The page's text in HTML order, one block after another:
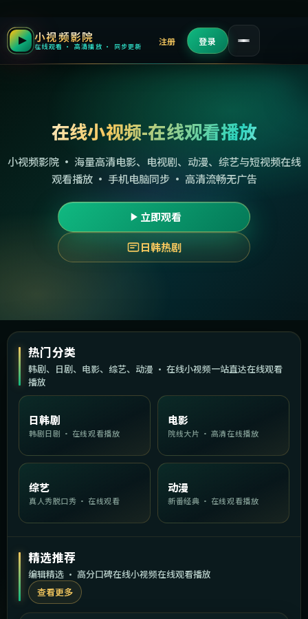
小视频影院
在线观看 · 高清播放 · 同步更新 注册 登录
在线小视频-在线观看播放
小视频影院 · 海量高清电影、电视剧、动漫、综艺与短视频在线
观看播放 · 手机电脑同步 · 高清流畅无广告
立即观看
日韩热剧
热门分类
韩剧、日剧、电影、综艺、动漫 · 在线小视频一站直达在线观看
播放
日韩剧
韩剧日剧 · 在线观看播放
电影
院线大片 · 高清在线播放
综艺
真人秀脱口秀 · 在线观看
动漫
新番经典 · 在线观看播放
精选推荐
编辑精选 · 高分口碑在线小视频在线观看播放
查看更多